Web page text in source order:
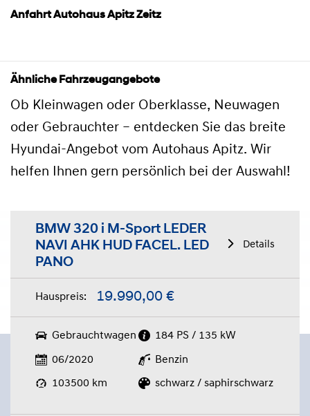
Anfahrt Autohaus Apitz Zeitz
Ähnliche Fahrzeugangebote
Ob Kleinwagen oder Oberklasse, Neuwagen
oder Gebrauchter – entdecken Sie das breite
Hyundai-Angebot vom Autohaus Apitz. Wir
helfen Ihnen gern persönlich bei der Auswahl!
BMW 320 i M-Sport LEDER
NAVI AHK HUD FACEL. LED
PANO
Details
Hauspreis: 19.990,00 €
Gebrauchtwagen 184 PS / 135 kW
06/2020 Benzin
103500 km schwarz / saphirschwarz